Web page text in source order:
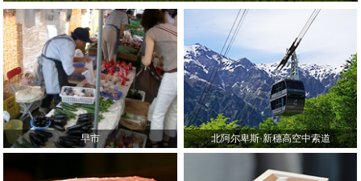
早市 北阿尔卑斯·新穗高空中索道